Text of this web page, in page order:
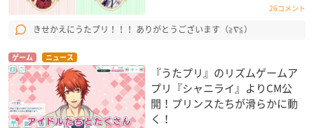
26コメント
きせかえにうたプリ！！！ ありがとうございます（≧∇≦）
ゲーム ニュース
『うたプリ』のリズムゲームア
プリ『シャニライ』よりCM公
開！プリンスたちが滑らかに動
く！